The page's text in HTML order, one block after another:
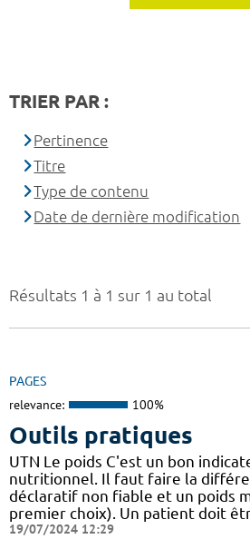
Résultats 1 à 1 sur 1 au total
PAGES
relevance: 100%
Outils pratiques
UTN Le poids C'est un bon
nutritionnel. Il faut faire la
déclaratif non fiable et un poids
premier choix). Un patient doit
19/07/2024 12:29
TRIER PAR :
Pertinence
Titre
Type de contenu
Date de dernière modification